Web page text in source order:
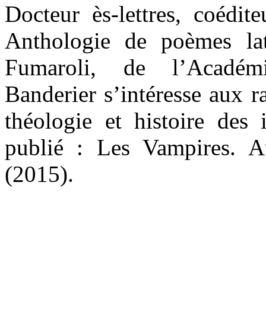
Docteur ès-lettres,
Anthologie de poèmes
Fumaroli, de
Banderier s’intéresse aux
théologie et histoire des
publié : Les Vampires.
(2015).